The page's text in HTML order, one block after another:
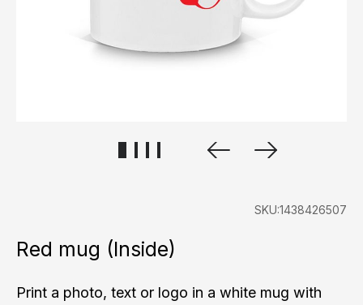
SKU:1438426507
Red mug (Inside)
Print a photo, text or logo in a white mug with